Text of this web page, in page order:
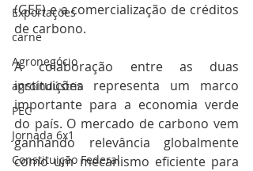
Exportações
carne
Agronegócio
agroindústria
PEC
Jornada 6x1
Constituição Federal
(GEE) e a comercialização de créditos
de carbono.
A colaboração entre as duas
instituições representa um marco
importante para a economia verde
do país. O mercado de carbono vem
ganhando relevância globalmente
como um mecanismo eficiente para